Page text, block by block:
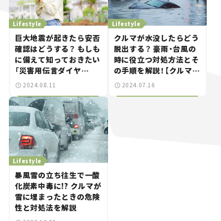
Lifestyle
巨大地震が起きたら安否
確認はどうする？ もしも
に備えて知っておきたい
「災害用伝言ダイヤ
ル“171”」と「災害用伝
方。
2024.08.11
Lifestyle
クルマが水没したらどう
脱出する？ 豪雨・台風の
時に役立つ対処方法とそ
の手順を解説！【クルマと
防災】
2024.07.16
Lifestyle
暴風雪の立ち往生で一酸
化炭素中毒に!? クルマが
雪に埋まったときの危険
性と対処法を解説